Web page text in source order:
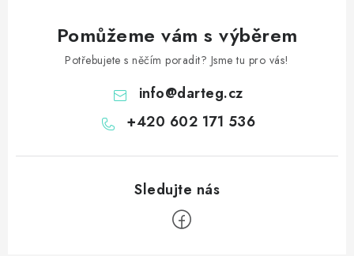
Pomůžeme vám s výběrem
Potřebujete s něčím poradit? Jsme tu pro vás!
info@darteg.cz
+420 602 171 536